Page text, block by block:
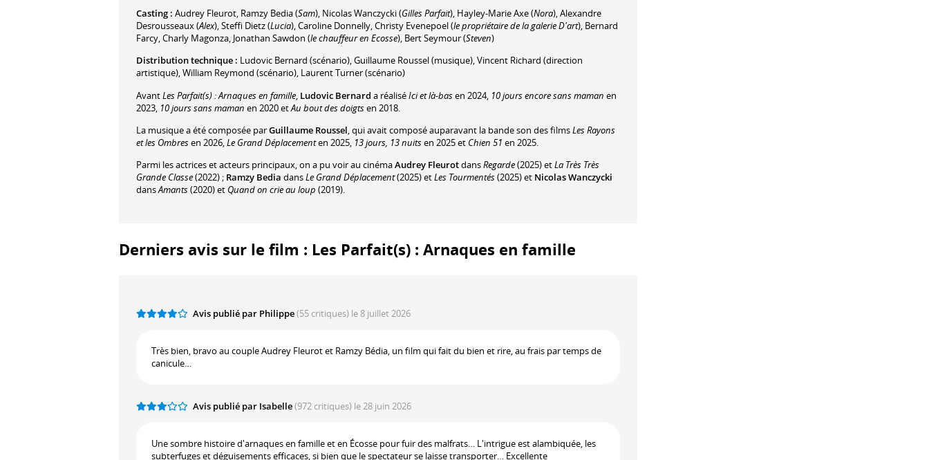
Casting : Audrey Fleurot, Ramzy Bedia(Sam), Nicolas Wanczycki(Gilles Parfait), Hayley-Marie Axe(Nora),Alexandre
Desrousseaux(Alex),Steffi Dietz(Lucia),Caroline Donnelly,Christy Evenepoel(le propriétaire de la galerie D'art), Bernard
Farcy,Charly Magonza, Jonathan Sawdon (le chauffeur en Ecosse), Bert Seymour(Steven)
Distribution technique : Ludovic Bernard (scénario),Guillaume Roussel(musique),Vincent Richard (direction
artistique),William Reymond (scénario), Laurent Turner(scénario)
AvantLes Parfait(s) : Arnaques en famille, Ludovic Bernard a réaliséIci et là-basen 2024, 10 jours encore sans maman en
2023, 10 jours sans maman en 2020 etAu bout des doigtsen 2018.
La musique a été composée parGuillaume Roussel, qui avait composé auparavant la bande son des filmsLes Rayons
et les Ombresen 2026,Le Grand Déplacementen 2025, 13 jours, 13 nuitsen 2025 et Chien 51 en 2025.
Parmi les actrices et acteurs principaux, on a pu voir au cinémaAudrey FleurotdansRegarde(2025) etLa Très Très
Grande Classe(2022) ; Ramzy Bedia dansLe Grand Déplacement(2025) etLes Tourmentés(2025) et Nicolas Wanczycki
dansAmants(2020) et Quand on crie au loup (2019).
Derniers avis sur le film : Les Parfait(s) : Arnaques en famille
Avis publié par Philippe(55 critiques) le 8 juillet 2026
Très bien, bravo au couple Audrey Fleurot et Ramzy Bédia, un film qui fait du bien et rire, au frais par temps de
canicule…
Avis publié par Isabelle(972 critiques) le 28 juin 2026
Une sombre histoire d'arnaques en famille et en Écosse pour fuir des malfrats… L'intrigue est alambiquée, les
subterfuges et déguisements efficaces, si bien que le spectateur se laisse transporter… Excellente